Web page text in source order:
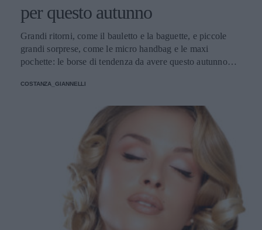
per questo autunno
Grandi ritorni, come il bauletto e la baguette, e piccole
grandi sorprese, come le micro handbag e le maxi
pochette: le borse di tendenza da avere questo autunno
COSTANZA_GIANNELLI